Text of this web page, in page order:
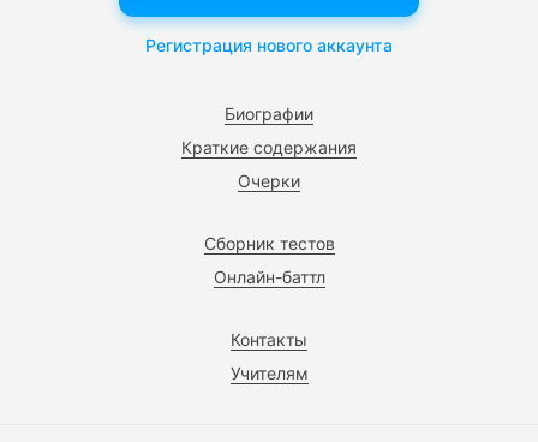
Биографии
Краткие содержания
Очерки
Сборник тестов
Онлайн-баттл
Контакты
Учителям
Регистрация нового аккаунта